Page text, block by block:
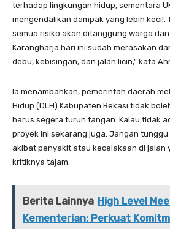
terhadap lingkungan hidup, sementara
mengendalikan dampak yang lebih kecil.
semua risiko akan ditanggung warga
Karangharja hari ini sudah merasakan
debu, kebisingan, dan jalan licin,” kata
Ia menambahkan, pemerintah daerah
Hidup (DLH) Kabupaten Bekasi tidak
harus segera turun tangan. Kalau tidak
proyek ini sekarang juga. Jangan
akibat penyakit atau kecelakaan di jalan
kritiknya tajam.
Berita Lainnya High Level
Kementerian: Perkuat